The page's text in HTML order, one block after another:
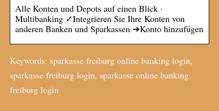
Alle Konten und Depots auf einen Blick ·
Multibanking ✓Integrieren Sie Ihre Konten von
anderen Banken und Sparkassen ➜Konto hinzufügen
Keywords: sparkasse freiburg online banking login,
sparkasse freiburg login, sparkasse online banking
freiburg login